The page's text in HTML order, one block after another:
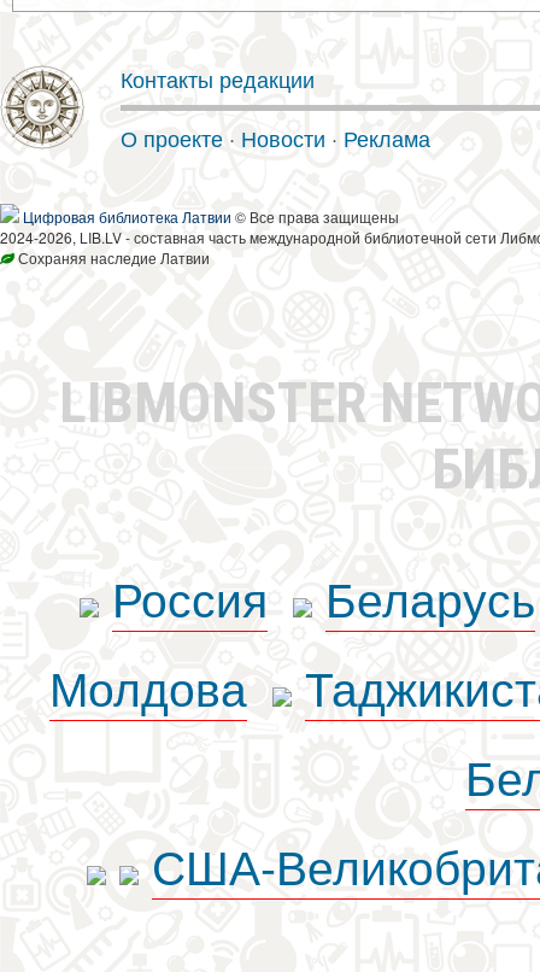
Контакты редакции
О проекте · Новости · Реклама
Цифровая библиотека Латвии © Все права защищены
2024-2026, LIB.LV - составная часть международной библиотечной сети
Сохраняя наследие Латвии
LIBMONSTER
Россия
Беларусь
Молдова
США-